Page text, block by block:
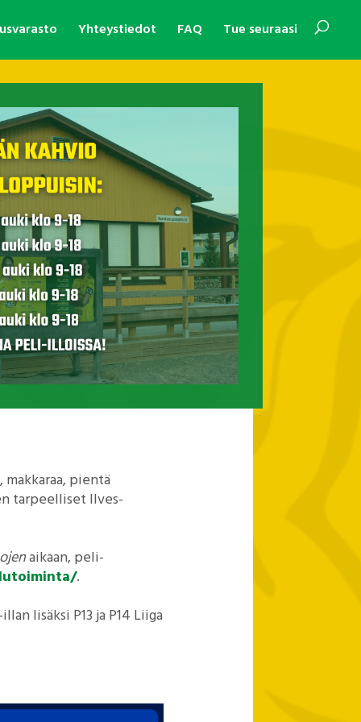
Yhteystiedot FAQ Tue seuraasi
pientä
tarpeelliset Ilves-
aikaan, peli-
.
lisäksi P13 ja P14 Liiga